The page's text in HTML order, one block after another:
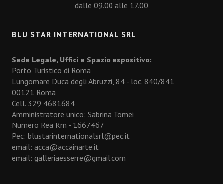
dalle 09.00 alle 17.00
BLU STAR INTERNATIONAL SRL
Sede Legale, Uffici e Spazio espositivo:
Porto Turistico di Roma
Lungomare Duca degli Abruzzi, 84 - loc. 840/841
00121 Roma
Cell. 329 4681684
Amministratore unico: Sabrina Tomei
Numero Rea Rm - 1667467
Pec: blustarinternationalsrl@pec.it
email: acca@accainarte.it
email: galleriaesserre@gmail.com